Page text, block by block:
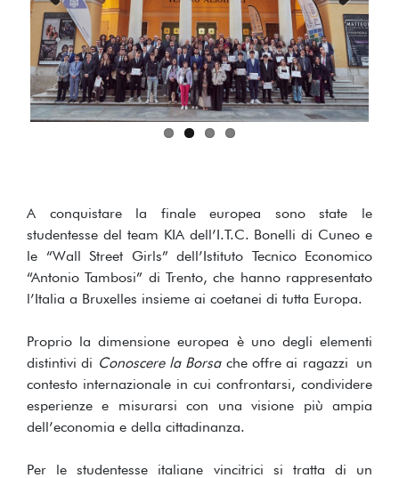
Previous Next
A conquistare la finale europea sono state le
studentesse del team KIA dell’I.T.C. Bonelli di Cuneo e
le “Wall Street Girls” dell’Istituto Tecnico Economico
“Antonio Tambosi” di Trento, che hanno rappresentato
l’Italia a Bruxelles insieme ai coetanei di tutta Europa.
Proprio la dimensione europea è uno degli elementi
distintivi di Conoscere la Borsa che offre ai ragazzi un
contesto internazionale in cui confrontarsi, condividere
esperienze e misurarsi con una visione più ampia
dell’economia e della cittadinanza.
Per le studentesse italiane vincitrici si tratta di un